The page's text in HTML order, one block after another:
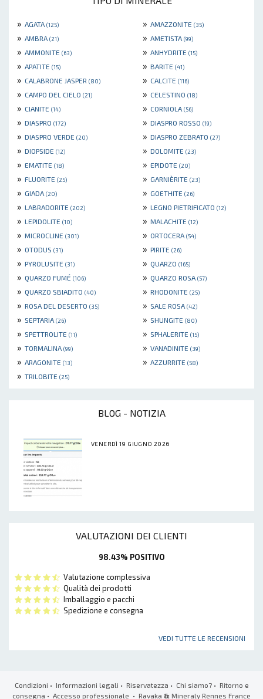
» AGATA (125) » AMAZZONITE (35)
» AMBRA (21) » AMETISTA (99)
» AMMONITE (63) » ANHYDRITE (15)
» APATITE (15) » BARITE (41)
» CALABRONE JASPER (80) » CALCITE (116)
» CAMPO DEL CIELO (21) » CELESTINO (18)
» CIANITE (14) » CORNIOLA (56)
» DIASPRO (172) » DIASPRO ROSSO (19)
» DIASPRO VERDE (20) » DIASPRO ZEBRATO (27)
» DIOPSIDE (12) » DOLOMITE (23)
» EMATITE (18) » EPIDOTE (20)
» FLUORITE (25) » GARNIÈRITE (23)
» GIADA (20) » GOETHITE (26)
» LABRADORITE (202) » LEGNO PIETRIFICATO (12)
» LEPIDOLITE (10) » MALACHITE (12)
» MICROCLINE (301) » ORTOCERA (54)
» OTODUS (31) » PIRITE (26)
» PYROLUSITE (31) » QUARZO (165)
» QUARZO FUMÉ (106) » QUARZO ROSA (57)
» QUARZO SBIADITO (40) » RHODONITE (25)
» ROSA DEL DESERTO (35) » SALE ROSA (42)
» SEPTARIA (26) » SHUNGITE (80)
» SPETTROLITE (11) » SPHALERITE (15)
» TORMALINA (99) » VANADINITE (39)
» ARAGONITE (13) » AZZURRITE (58)
» TRILOBITE (25)
BLOG - NOTIZIA
VENERDÌ 19 GIUGNO 2026
VALUTAZIONI DEI CLIENTI
98.43% POSITIVO
Valutazione complessiva
Qualità dei prodotti
Imballaggio e pacchi
Spedizione e consegna
VEDI TUTTE LE RECENSIONI
Condizioni • Informazioni legali • Riservatezza • Chi siamo?• Ritorno e
consegna • Accesso professionale • Ravaka & Mineraly Rennes France